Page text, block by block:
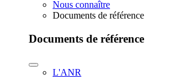
Nous connaître
Documents de référence
Documents de référence
L'ANR